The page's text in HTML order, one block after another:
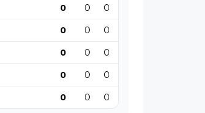
0 0 0
0 0 0
0 0 0
0 0 0
0 0 0